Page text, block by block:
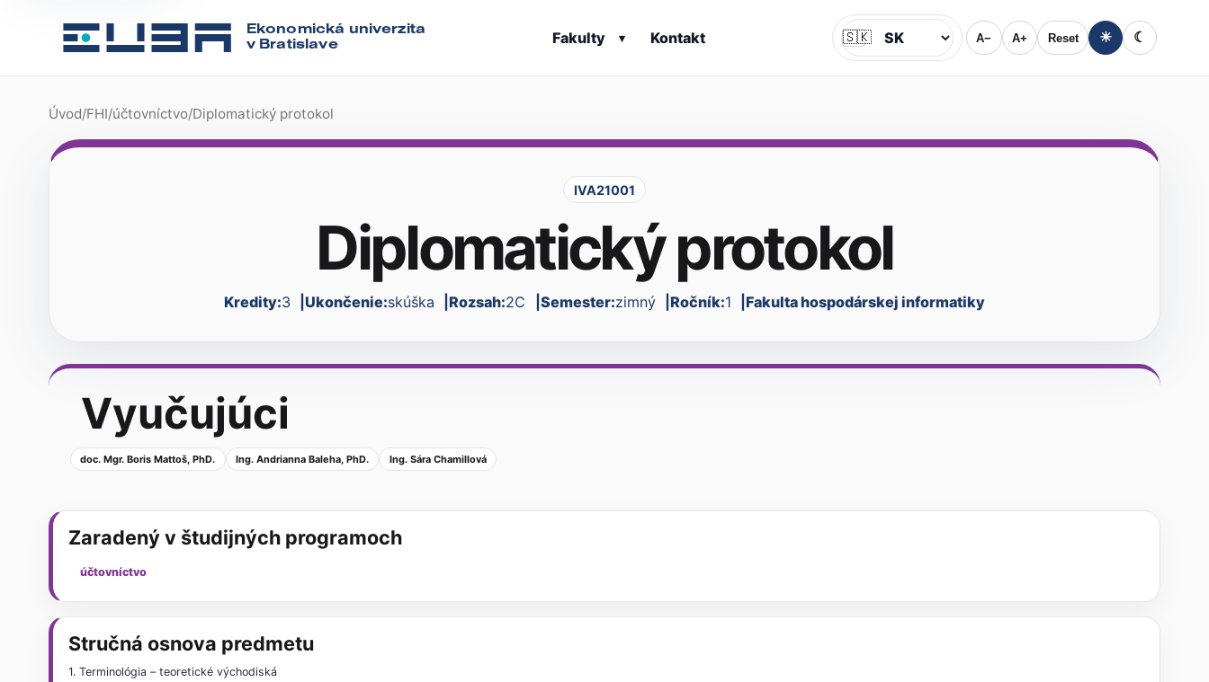
Ekonomická univerzita
v Bratislave
Fakulty ▾ Kontakt Jazyk
🇸🇰 A− A+ Reset ☀ ☾
Úvod/FHI/účtovníctvo/Diplomatický protokol
IVA21001
Diplomatický protokol
Kredity:3 Ukončenie:skúška Rozsah:2C Semester:zimný Ročník:1 Fakulta hospodárskej informatiky
Vyučujúci
doc. Mgr. Boris Mattoš, PhD. Ing. Andrianna Baleha, PhD. Ing. Sára Chamillová
Zaradený v študijných programoch
účtovníctvo
Stručná osnova predmetu
1. Terminológia – teoretické východiská